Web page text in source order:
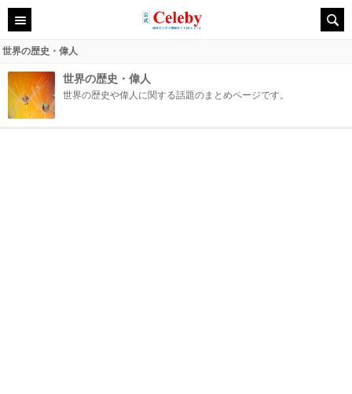
世界の歴史・偉人
世界の歴史・偉人
世界の歴史や偉人に関する話題のまとめページです。